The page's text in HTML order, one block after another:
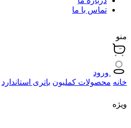
تماس با ما
منو
ورود
خانه محصولات کملیون باتری استاندارد
ویژه